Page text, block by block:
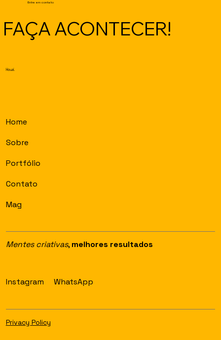
Entre em contato
FAÇA ACONTECER!
Houzi.
Mentes criativas, melhores resultados
Instagram WhatsApp
Home
Sobre
Portfólio
Contato
Mag
Privacy Policy